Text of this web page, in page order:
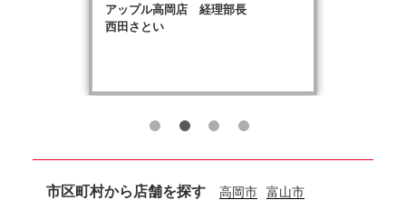
アップル高岡店 経理部長
西田さとい
市区町村から店舗を探す 高岡市 富山市